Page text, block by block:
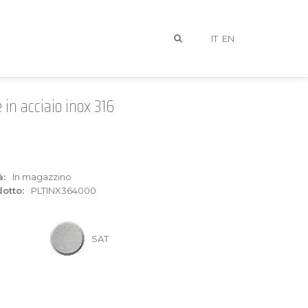
IT EN
acciaio inox 316
In magazzino
PLTINX364000
SAT